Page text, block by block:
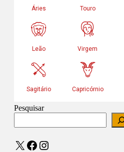
Pesquisar
X Facebook
Instagram